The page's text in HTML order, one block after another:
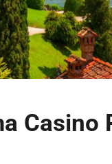
Casino